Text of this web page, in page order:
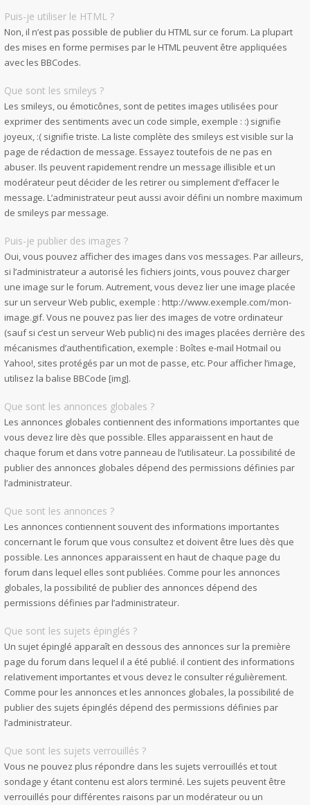
Puis-je utiliser le HTML ?
Non, il n’est pas possible de publier du HTML sur ce forum. La plupart
des mises en forme permises par le HTML peuvent être appliquées
avec les BBCodes.
Que sont les smileys ?
Les smileys, ou émoticônes, sont de petites images utilisées pour
exprimer des sentiments avec un code simple, exemple : :) signifie
joyeux, :( signifie triste. La liste complète des smileys est visible sur la
page de rédaction de message. Essayez toutefois de ne pas en
abuser. Ils peuvent rapidement rendre un message illisible et un
modérateur peut décider de les retirer ou simplement d’effacer le
message. L’administrateur peut aussi avoir défini un nombre maximum
de smileys par message.
Puis-je publier des images ?
Oui, vous pouvez afficher des images dans vos messages. Par ailleurs,
si l’administrateur a autorisé les fichiers joints, vous pouvez charger
une image sur le forum. Autrement, vous devez lier une image placée
sur un serveur Web public, exemple : http://www.exemple.com/mon-
image.gif. Vous ne pouvez pas lier des images de votre ordinateur
(sauf si c’est un serveur Web public) ni des images placées derrière des
mécanismes d’authentification, exemple : Boîtes e-mail Hotmail ou
Yahoo!, sites protégés par un mot de passe, etc. Pour afficher l’image,
utilisez la balise BBCode [img].
Que sont les annonces globales ?
Les annonces globales contiennent des informations importantes que
vous devez lire dès que possible. Elles apparaissent en haut de
chaque forum et dans votre panneau de l’utilisateur. La possibilité de
publier des annonces globales dépend des permissions définies par
l’administrateur.
Que sont les annonces ?
Les annonces contiennent souvent des informations importantes
concernant le forum que vous consultez et doivent être lues dès que
possible. Les annonces apparaissent en haut de chaque page du
forum dans lequel elles sont publiées. Comme pour les annonces
globales, la possibilité de publier des annonces dépend des
permissions définies par l’administrateur.
Que sont les sujets épinglés ?
Un sujet épinglé apparaît en dessous des annonces sur la première
page du forum dans lequel il a été publié. il contient des informations
relativement importantes et vous devez le consulter régulièrement.
Comme pour les annonces et les annonces globales, la possibilité de
publier des sujets épinglés dépend des permissions définies par
l’administrateur.
Que sont les sujets verrouillés ?
Vous ne pouvez plus répondre dans les sujets verrouillés et tout
sondage y étant contenu est alors terminé. Les sujets peuvent être
verrouillés pour différentes raisons par un modérateur ou un